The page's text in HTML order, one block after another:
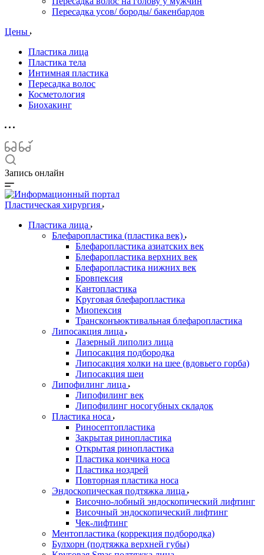
Пересадка усов/ бороды/ бакенбардов
Цены
Пластика лица
Пластика тела
Интимная пластика
Пересадка волос
Косметология
Биохакинг
Запись онлайн
Пластическая хирургия
Пластика лица
Блефаропластика (пластика век)
Блефаропластика азиатских век
Блефаропластика верхних век
Блефаропластика нижних век
Бровпексия
Кантопластика
Круговая блефаропластика
Миопексия
Трансконъюктивальная блефаропластика
Липосакция лица
Лазерный липолиз лица
Липосакция подбородка
Липосакция холки на шее (вдовьего горба)
Липосакция шеи
Липофилинг лица
Липофилинг век
Липофилинг носогубных складок
Пластика носа
Риносептопластика
Закрытая ринопластика
Открытая ринопластика
Пластика кончика носа
Пластика ноздрей
Повторная пластика носа
Эндоскопическая подтяжка лица
Височно-лобный эндоскопический лифтинг
Височный эндоскопический лифтинг
Чек-лифтинг
Ментопластика (коррекция подбородка)
Булхорн (подтяжка верхней губы)